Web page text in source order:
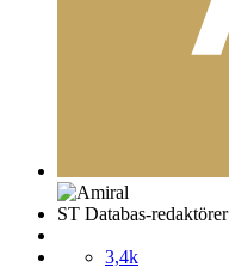
ST Databas-redaktörer
3,4k